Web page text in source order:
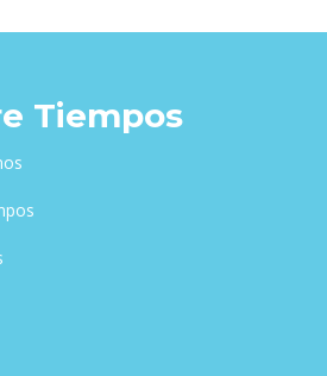
Tiempos